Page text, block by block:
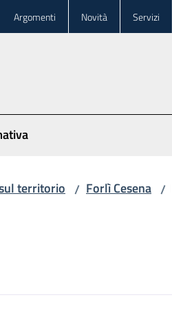
Argomenti Novità Servizi
territorio / Forlì Cesena /